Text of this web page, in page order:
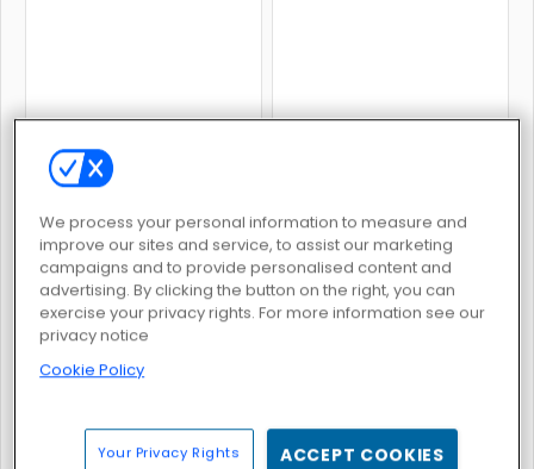
Metro Escape 100 Doors Escape Room
Fuga da Loja de Chocolate Prison Escape Online
We process your personal information to measure and
improve our sites and service, to assist our marketing
campaigns and to provide personalised content and
advertising. By clicking the button on the right, you can
exercise your privacy rights. For more information see our
privacy notice
Cookie Policy
Your Privacy Rights ACCEPT COOKIES